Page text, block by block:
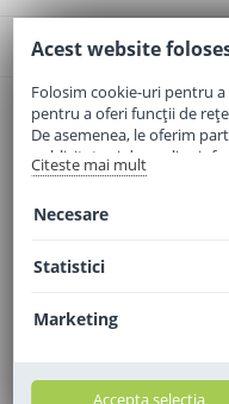
CONTACT
Email:office@elaptepraf.ro
Telefon:0745-964-449
Adresa:Sos. Borsului, Nr. 20,
Acest website
Folosim cookie-uri pentru
pentru a oferi funcții de
De asemenea, le oferim
publicitate și de analize
folosiți site-ul nostru.
Citeste mai mult
Necesare
Statistici
Marketing
Accepta selectia